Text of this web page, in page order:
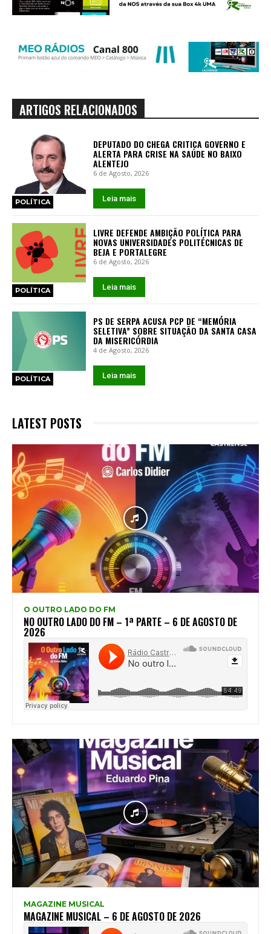
ARTIGOS RELACIONADOS
POLÍTICA
DEPUTADO DO CHEGA CRITICA GOVERNO E
ALERTA PARA CRISE NA SAÚDE NO BAIXO
ALENTEJO
6 de Agosto, 2026
Leia mais
POLÍTICA
LIVRE DEFENDE AMBIÇÃO POLÍTICA PARA
NOVAS UNIVERSIDADES POLITÉCNICAS DE
BEJA E PORTALEGRE
6 de Agosto, 2026
Leia mais
POLÍTICA
PS DE SERPA ACUSA PCP DE “MEMÓRIA
SELETIVA” SOBRE SITUAÇÃO DA SANTA CASA
DA MISERICÓRDIA
4 de Agosto, 2026
Leia mais
LATEST POSTS
O OUTRO LADO DO FM
NO OUTRO LADO DO FM – 1ª PARTE – 6 DE AGOSTO DE
2026
MAGAZINE MUSICAL
MAGAZINE MUSICAL – 6 DE AGOSTO DE 2026